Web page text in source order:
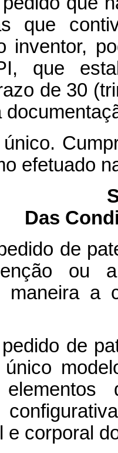
que
inventor,
que
de 30
único.
efetuado
Das
de
ou
maneira a
de
e corporal